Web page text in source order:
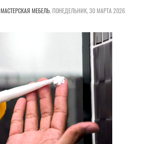
МАСТЕРСКАЯ МЕБЕЛЬ,ПОНЕДЕЛЬНИК, 30 МАРТА 2026